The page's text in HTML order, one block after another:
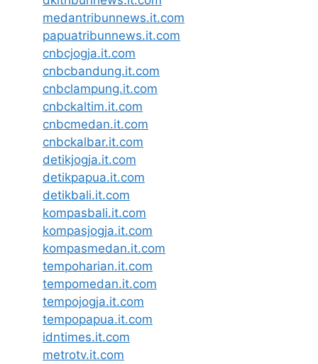
medantribunnews.it.com
papuatribunnews.it.com
cnbcjogja.it.com
cnbcbandung.it.com
cnbclampung.it.com
cnbckaltim.it.com
cnbcmedan.it.com
cnbckalbar.it.com
detikjogja.it.com
detikpapua.it.com
detikbali.it.com
kompasbali.it.com
kompasjogja.it.com
kompasmedan.it.com
tempoharian.it.com
tempomedan.it.com
tempojogja.it.com
tempopapua.it.com
idntimes.it.com
metrotv.it.com